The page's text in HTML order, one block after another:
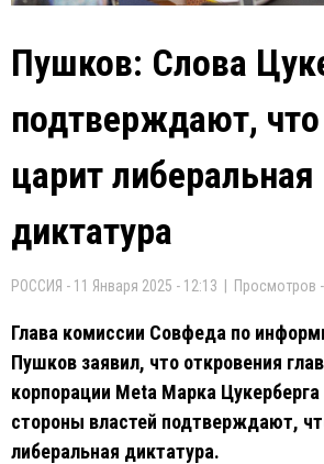
Пушков: Слова
подтверждают,
царит либеральная
диктатура
РОССИЯ - 11 Января 2025 - 12:13 | Просмотров
Глава комиссии Совфеда по
Пушков заявил, что откровения
корпорации Meta Марка
стороны властей подтверждают,
либеральная диктатура.